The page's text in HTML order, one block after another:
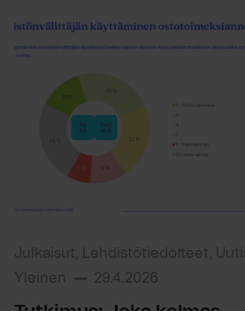
Julkaisut, Lehdistötiedotteet,
Yleinen
29.4.2026